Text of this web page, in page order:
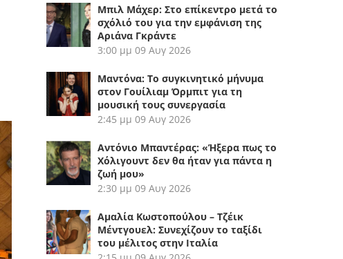
Μπιλ Μάχερ: Στο επίκεντρο μετά το
σχόλιό του για την εμφάνιση της
Αριάνα Γκράντε
3:00 μμ 09 Αυγ 2026
Μαντόνα: Το συγκινητικό μήνυμα
στον Γουίλιαμ Όρμπιτ για τη
μουσική τους συνεργασία
2:45 μμ 09 Αυγ 2026
Αντόνιο Μπαντέρας: «Ήξερα πως το
Χόλιγουντ δεν θα ήταν για πάντα η
ζωή μου»
2:30 μμ 09 Αυγ 2026
Αμαλία Κωστοπούλου – Τζέικ
Μέντγουελ: Συνεχίζουν το ταξίδι
του μέλιτος στην Ιταλία